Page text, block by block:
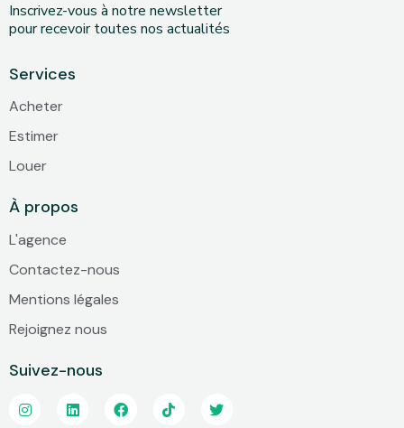
Inscrivez-vous à notre newsletter
pour recevoir toutes nos actualités
Services
Acheter
Estimer
Louer
À propos
L'agence
Contactez-nous
Mentions légales
Rejoignez nous
Suivez-nous